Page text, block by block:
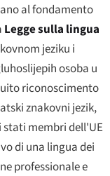
al fondamento
Legge sulla lingua
jeziku i
osoba u
riconoscimento
znakovni jezik,
stati membri dell'UE
di una lingua dei
professionale e